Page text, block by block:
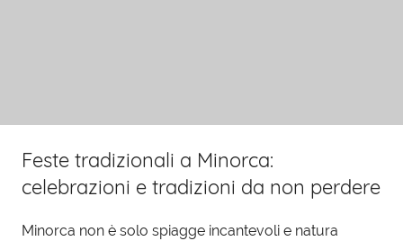
Feste tradizionali a Minorca:
celebrazioni e tradizioni da non perdere
Minorca non è solo spiagge incantevoli e natura